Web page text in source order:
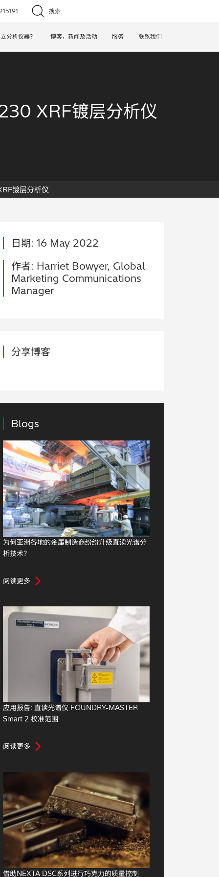
搜索
分析仪器？ 博客，新闻及活动 服务 联系我们
XRF镀层分析仪
镀层分析仪
日期: 16 May 2022
作者: Harriet Bowyer, Global
Marketing Communications
Manager
分享博客
Blogs
为何亚洲各地的金属制造商纷纷升级直读光谱分
析技术？
阅读更多
应用报告: 直读光谱仪 FOUNDRY-MASTER
Smart 2 校准范围
阅读更多
借助NEXTA DSC系列进行巧克力的质量控制